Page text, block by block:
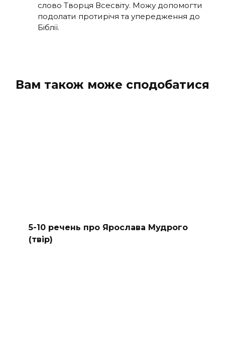
слово Творця Всесвіту. Можу допомогти
подолати протирічя та упередження до
Біблії.
Вам також може сподобатися
5-10 речень про Ярослава Мудрого
(твір)